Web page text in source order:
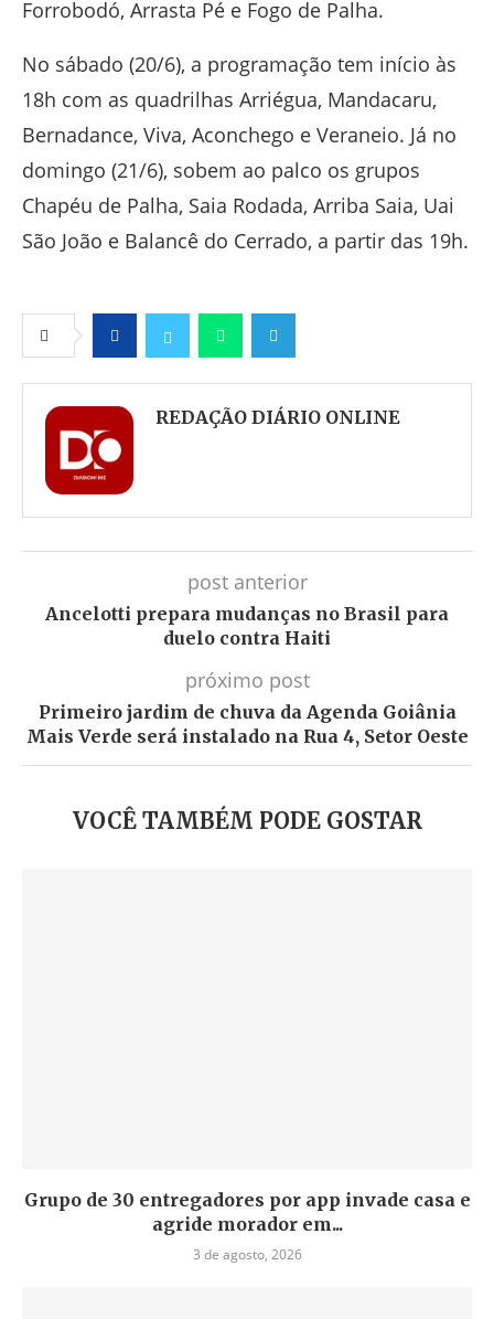
Forrobodó, Arrasta Pé e Fogo de Palha.
No sábado (20/6), a programação tem início às
18h com as quadrilhas Arriégua, Mandacaru,
Bernadance, Viva, Aconchego e Veraneio. Já no
domingo (21/6), sobem ao palco os grupos
Chapéu de Palha, Saia Rodada, Arriba Saia, Uai
São João e Balancê do Cerrado, a partir das 19h.
FacebookTwitter WhatsappTelegram
REDAÇÃO DIÁRIO ONLINE
post anterior
Ancelotti prepara mudanças no Brasil para
duelo contra Haiti
próximo post
Primeiro jardim de chuva da Agenda Goiânia
Mais Verde será instalado na Rua 4, Setor Oeste
VOCÊ TAMBÉM PODE GOSTAR
Grupo de 30 entregadores por app invade casa e
agride morador em...
3 de agosto, 2026